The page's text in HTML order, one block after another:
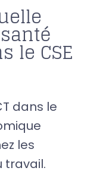
le CSE
dans le
les
travail.